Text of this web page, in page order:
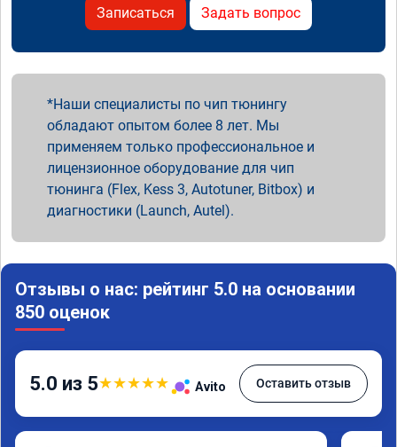
Записаться Задать вопрос
Наши специалисты по чип тюнингу
обладают опытом более 8 лет. Мы
применяем только профессиональное и
лицензионное оборудование для чип
тюнинга (Flex, Kess 3, Autotuner, Bitbox) и
диагностики (Launch, Autel).
Отзывы о нас: рейтинг 5.0 на основании
850 оценок
5.0 из 5★★★★★ Avito Оставить отзыв